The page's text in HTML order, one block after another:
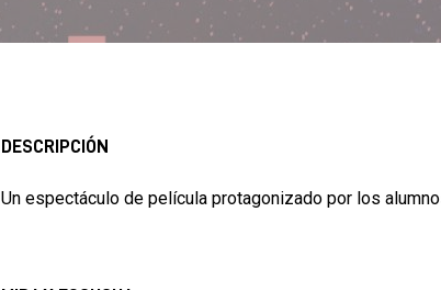
DESCRIPCIÓN
Un espectáculo de película protagonizado por los